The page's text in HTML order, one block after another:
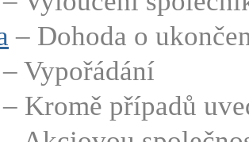
– Dohoda o
– Vypořádání
– Kromě případů